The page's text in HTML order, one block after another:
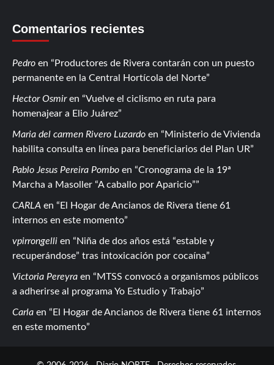
Comentarios recientes
Pedro en
Productores de Rivera contarán con un puesto
permanente en la Central Hortícola del Norte
Hector Osmiren
Vuelve el ciclismo en ruta para
homenajear a Elio Juárez
Maria del carmen Rivero Luzardo en
Ministerio de Vivienda
habilita consulta en línea para beneficiarios del Plan UR
Pablo Jesus Pereira Pombo en
Cronograma de la 19ª
Marcha a Masoller “A caballo por Aparicio”
CARLA en
El Hogar de Ancianos de Rivera tiene 61
internos en este momento
vpirrongelli en
Niña de dos años está “estable y
recuperándose” tras intoxicación por cocaína
Victoria Pereyra en
MTSS convocó a organismos públicos
a adherirse al programa Yo Estudio y Trabajo
Carla en
El Hogar de Ancianos de Rivera tiene 61 internos
en este momento